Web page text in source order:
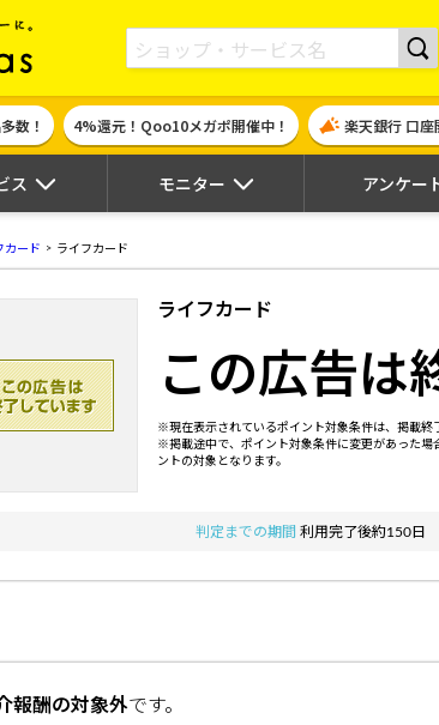
ポイント貯めて現金やギフト券に交換できるポイントサイト |
数！ 4%還元！Qoo10メガポ開催中！ 楽天銀行 口
ス モニター アンケー
カード ライフカード
ライフカード
この広告は
※現在表示されているポイント対象条件は、掲載終
※掲載途中で、ポイント対象条件に変更があった場
ントの対象となります。
判定までの期間 利用完了後約150日
報酬の対象外です。